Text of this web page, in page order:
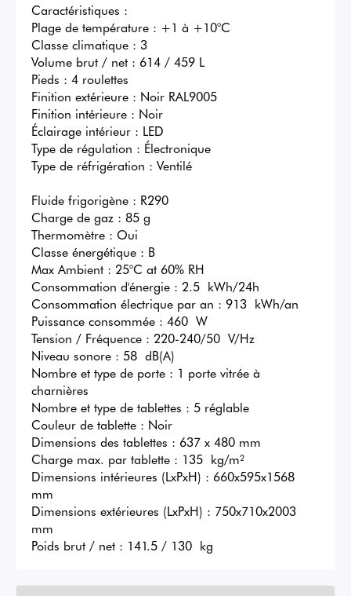
Caractéristiques :
Plage de température : +1 à +10°C
Classe climatique : 3
Volume brut / net : 614 / 459 L
Pieds : 4 roulettes
Finition extérieure : Noir RAL9005
Finition intérieure : Noir
Éclairage intérieur : LED
Type de régulation : Électronique
Type de réfrigération : Ventilé
Fluide frigorigène : R290
Charge de gaz : 85 g
Thermomètre : Oui
Classe énergétique : B
Max Ambient : 25°C at 60% RH
Consommation d'énergie : 2.5  kWh/24h
Consommation électrique par an : 913  kWh/an
Puissance consommée : 460  W
Tension / Fréquence : 220-240/50  V/Hz
Niveau sonore : 58  dB(A)
Nombre et type de porte : 1 porte vitrée à
charnières
Nombre et type de tablettes : 5 réglable
Couleur de tablette : Noir
Dimensions des tablettes : 637 x 480 mm
Charge max. par tablette : 135  kg/m²
Dimensions intérieures (LxPxH) : 660x595x1568
mm
Dimensions extérieures (LxPxH) : 750x710x2003
mm
Poids brut / net : 141.5 / 130  kg